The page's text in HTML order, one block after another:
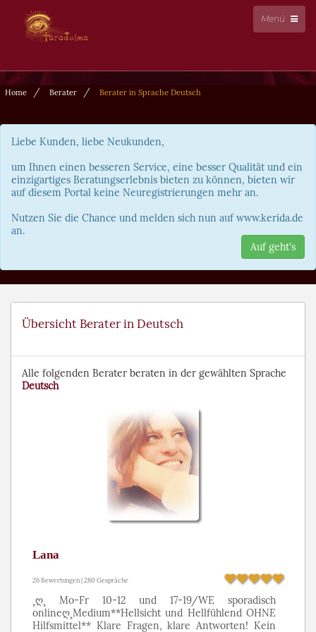
Menü
Home Berater Berater in Sprache Deutsch
Liebe Kunden, liebe Neukunden,
um Ihnen einen besseren Service, eine besser Qualität und ein
einzigartiges Beratungserlebnis bieten zu können, bieten wir
auf diesem Portal keine Neuregistrierungen mehr an.
Nutzen Sie die Chance und melden sich nun auf www.kerida.de
an.
Auf geht's
Übersicht Berater in Deutsch
Alle folgenden Berater beraten in der gewählten Sprache
Deutsch
Lana
26 Bewertungen | 280 Gespräche
¸ღ¸ Mo-Fr 10-12 und 17-19/WE sporadisch
onlineღ¸Medium**Hellsicht und Hellfühlend OHNE
Hilfsmittel** Klare Fragen, klare Antworten! Kein